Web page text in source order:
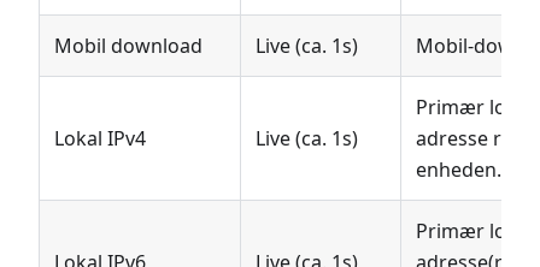
Mobil download Live (ca. 1s) Mobil-
Lokal IPv4 Live (ca. 1s)
Primær lokal
adresse
enheden.
Primær lokal